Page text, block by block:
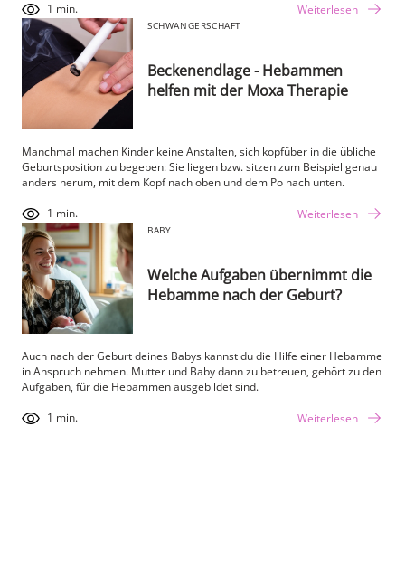
Weiterlesen
1 min.
SCHWANGERSCHAFT
Beckenendlage - Hebammen
helfen mit der Moxa Therapie
Manchmal machen Kinder keine Anstalten, sich kopfüber in die übliche
Geburtsposition zu begeben: Sie liegen bzw. sitzen zum Beispiel genau
anders herum, mit dem Kopf nach oben und dem Po nach unten.
Weiterlesen
1 min.
BABY
Welche Aufgaben übernimmt die
Hebamme nach der Geburt?
Auch nach der Geburt deines Babys kannst du die Hilfe einer Hebamme
in Anspruch nehmen. Mutter und Baby dann zu betreuen, gehört zu den
Aufgaben, für die Hebammen ausgebildet sind.
Weiterlesen
1 min.